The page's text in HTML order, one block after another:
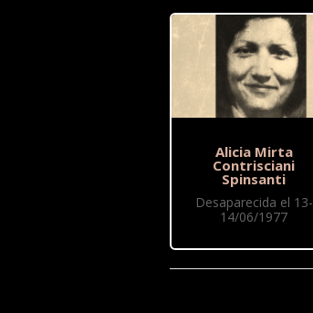
Alicia Mirta
Contrisciani
Spinsanti
Desaparecida el 13-
14/06/1977